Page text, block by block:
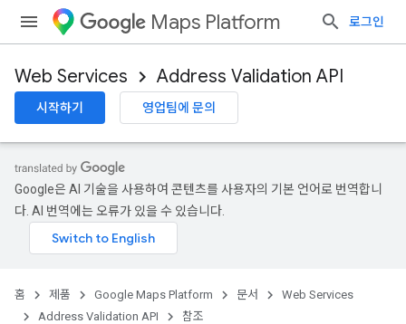
Maps Platform 로그인
Web Services Address Validation API
시작하기 영업팀에 문의
Google은 AI 기술을 사용하여 콘텐츠를 사용자의 기본 언어로 번역합니
다. AI 번역에는 오류가 있을 수 있습니다.
홈 제품 Google Maps Platform 문서
Web Services
Address Validation API
참조